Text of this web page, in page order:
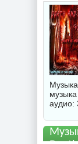
аудио: